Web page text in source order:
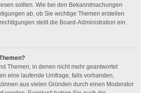
sollten. Wie bei den Bekanntmachungen
ab, ob Sie wichtige Themen erstellen
stellt die Board-Administration ein.
Themen, in denen nicht mehr geantwortet
eine laufende Umfrage, falls vorhanden,
aus vielen Gründen durch einen Moderator